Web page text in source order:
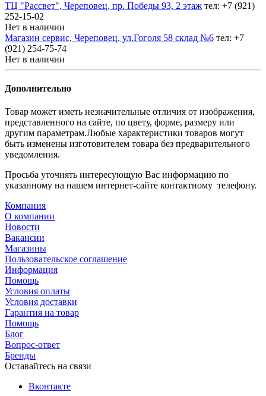
ТЦ "Рассвет", Череповец, пр. Победы 93, 2 этаж тел: +7 (921)
252-15-02
Нет в наличии
Магазин сервис, Череповец, ул.Гоголя 58 склад №6 тел: +7
(921) 254-75-74
Нет в наличии
Дополнительно
Товар может иметь незначительные отличия от изображения,
представленного на сайте, по цвету, форме, размеру или
другим параметрам.Любые характеристики товаров могут
быть изменены изготовителем товара без предварительного
уведомления.
Просьба уточнять интересующую Вас информацию по
указанному на нашем интернет-сайте контактному телефону.
Компания
О компании
Новости
Вакансии
Магазины
Пользовательское соглашение
Информация
Помощь
Условия оплаты
Условия доставки
Гарантия на товар
Помощь
Блог
Вопрос-ответ
Бренды
Оставайтесь на связи
Вконтакте